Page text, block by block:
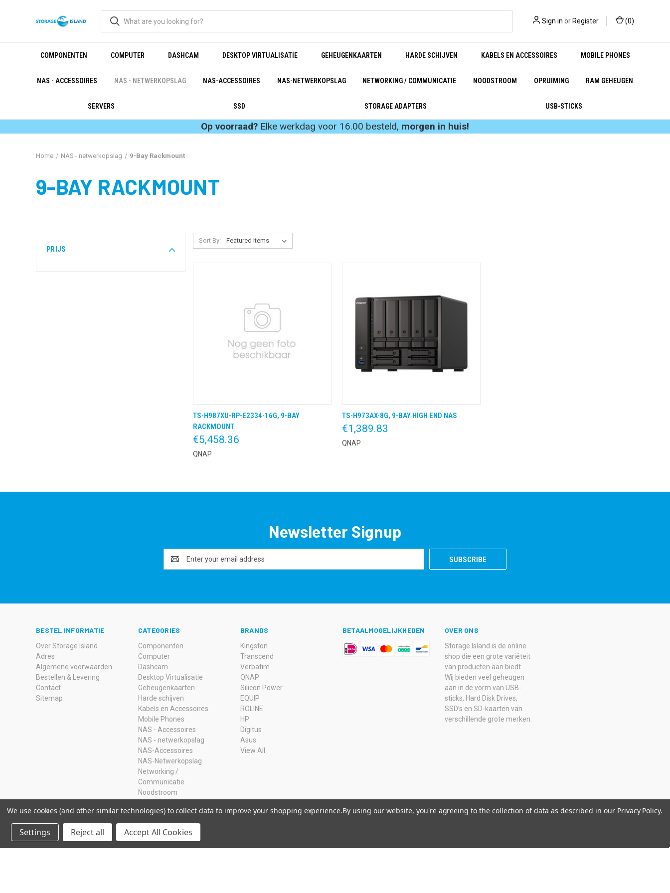
Sign in or Register (0)
COMPONENTEN COMPUTER DASHCAM DESKTOP VIRTUALISATIE GEHEUGENKAARTEN HARDE SCHIJVEN KABELS EN ACCESSOIRES MOBILE PHONES
NAS - ACCESSOIRES NAS - NETWERKOPSLAG NAS-ACCESSOIRES NAS-NETWERKOPSLAG NETWORKING / COMMUNICATIE NOODSTROOM OPRUIMING RAM GEHEUGEN
SERVERS SSD STORAGE ADAPTERS USB-STICKS
Op voorraad? Elke werkdag voor 16.00 besteld, morgen in huis!
Home NAS - netwerkopslag 9-Bay Rackmount
9-BAY RACKMOUNT
PRIJS
Sort By:
QUICK VIEW KLIK & BESTEL
TS-H987XU-RP-E2334-16G, 9-BAY
RACKMOUNT
€5,458.36
QNAP
QUICK VIEW KLIK & BESTEL
TS-H973AX-8G, 9-BAY HIGH END NAS
€1,389.83
QNAP
Newsletter Signup
Address
BESTEL INFORMATIE
Over Storage Island
Adres
Algemene voorwaarden
Bestellen & Levering
Contact
Sitemap
CATEGORIES
Componenten
Computer
Dashcam
Desktop Virtualisatie
Geheugenkaarten
Harde schijven
Kabels en Accessoires
Mobile Phones
NAS - Accessoires
NAS - netwerkopslag
NAS-Accessoires
NAS-Netwerkopslag
Networking /
Communicatie
Noodstroom
Ram Geheugen
Servers
SSD
BRANDS
Kingston
Transcend
Verbatim
QNAP
Silicon Power
EQUIP
ROLINE
HP
Digitus
Asus
View All
BETAALMOGELIJKHEDEN OVER ONS
Storage Island is de online
shop die een grote variëteit
van producten aan biedt.
Wij bieden veel geheugen
aan in de vorm van USB-
sticks, Hard Disk Drives,
SSD’s en SD-kaarten van
verschillende grote merken.
We use cookies (and other similar technologies) to collect data to improve your shopping experience.By using our website, you're agreeing to the collection of data as described in our Privacy Policy.
Settings Reject all Accept All Cookies